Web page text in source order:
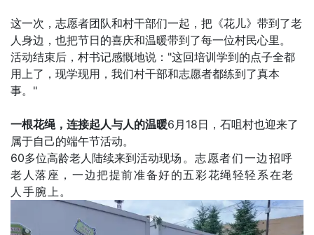
这一次，志愿者团队和村干部们一起，把《花儿》带到了老
人身边，也把节日的喜庆和温暖带到了每一位村民心里。
活动结束后，村书记感慨地说："这回培训学到的点子全都
用上了，现学现用，我们村干部和志愿者都练到了真本
事。"
一根花绳，连接起人与人的温暖6月18日，石咀村也迎来了
属于自己的端午节活动。
60多位高龄老人陆续来到活动现场。志愿者们一边招呼
老人落座，一边把提前准备好的五彩花绳轻轻系在老
人手腕上。